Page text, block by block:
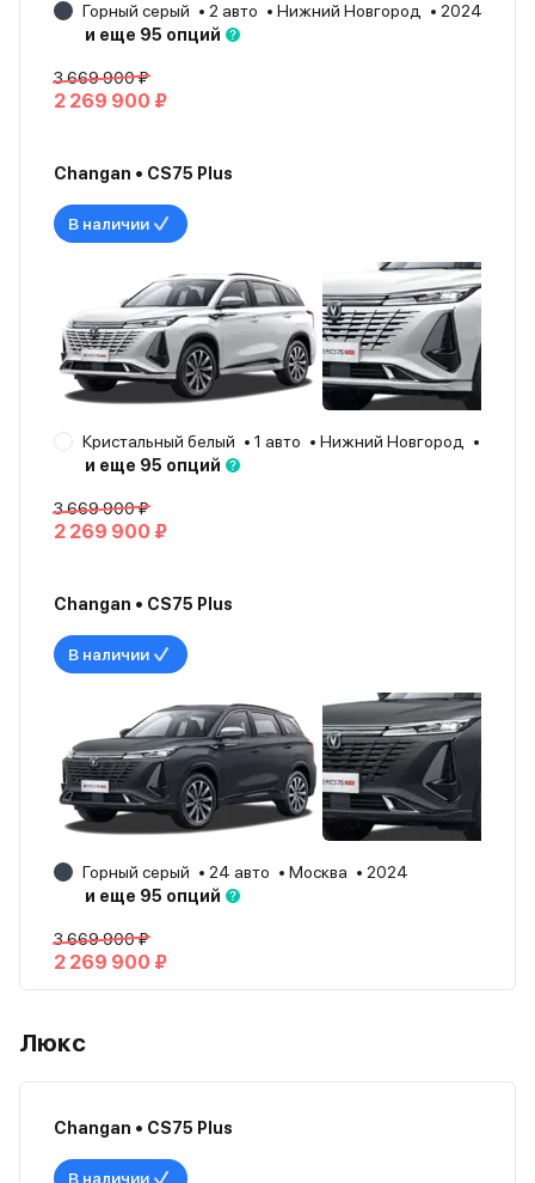
Горный серый 2 авто Нижний Новгород
2024
и еще 95 опций
3 669 900 ₽
2 269 900 ₽
Changan • CS75 Plus
В наличии
Кристальный белый 1 авто Нижний Новгород
и еще 95 опций
3 669 900 ₽
2 269 900 ₽
Changan • CS75 Plus
В наличии
Горный серый 24 авто Москва
2024
и еще 95 опций
3 669 900 ₽
2 269 900 ₽
Люкс
Changan • CS75 Plus
В наличии